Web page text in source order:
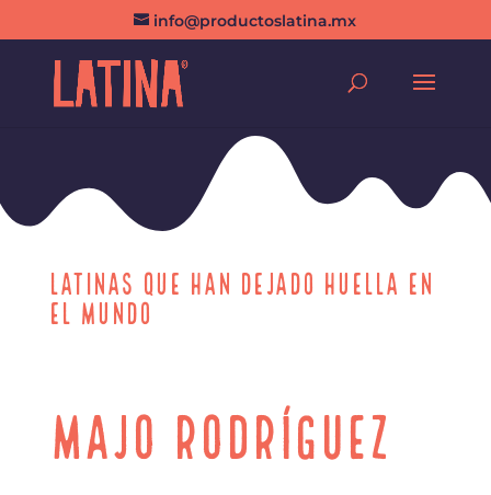
info@productoslatina.mx
LATINAS QUE HAN DEJADO HUELLA EN
EL MUNDO
Majo Rodríguez